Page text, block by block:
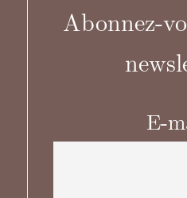
Abonnez-
E-